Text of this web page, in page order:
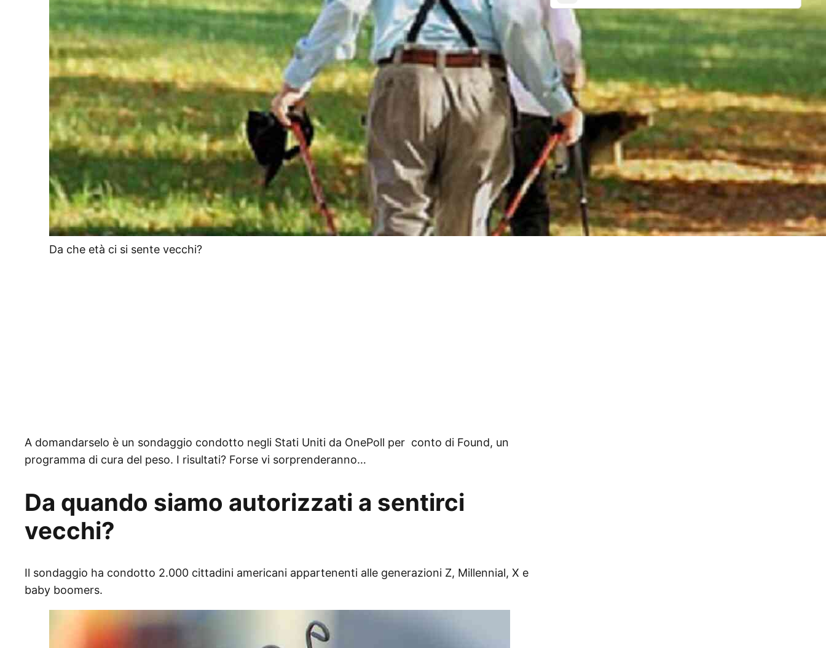
Da che età ci si sente vecchi?
A domandarselo è un sondaggio condotto negli Stati Uniti da OnePoll per conto di Found, un
programma di cura del peso. I risultati? Forse vi sorprenderanno…
Da quando siamo autorizzati a sentirci
vecchi?
Il sondaggio ha condotto 2.000 cittadini americani appartenenti alle generazioni Z, Millennial, X e
baby boomers.